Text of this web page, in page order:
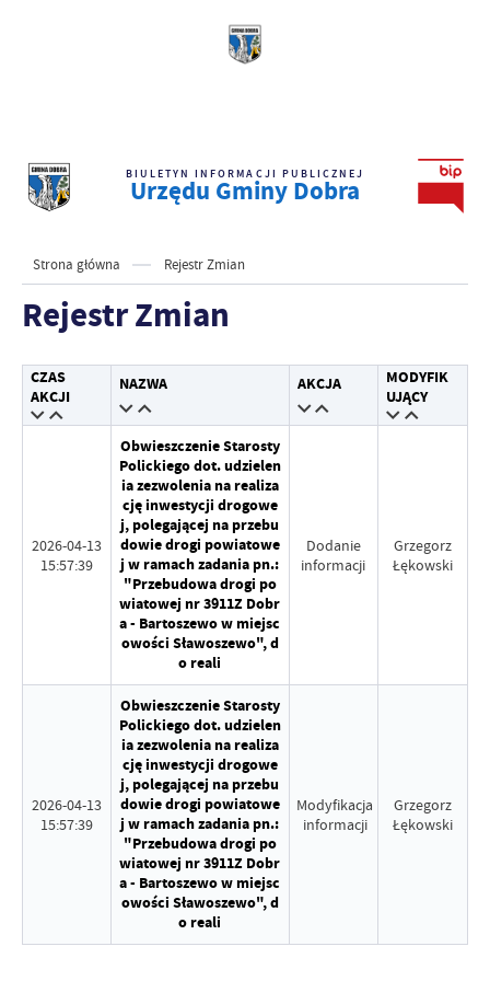
BIULETYN INFORMACJI PUBLICZNEJ
Urzędu Gminy Dobra
Strona główna Rejestr Zmian
Rejestr Zmian
CZAS
AKCJI
NAZWA AKCJA
MODYFIK
UJĄCY
2026-04-13
15:57:39
Obwieszczenie Starosty
Polickiego dot. udzielen
ia zezwolenia na realiza
cję inwestycji drogowe
j, polegającej na przebu
dowie drogi powiatowe
j w ramach zadania pn.:
"Przebudowa drogi po
wiatowej nr 3911Z Dobr
a - Bartoszewo w miejsc
owości Sławoszewo", d
o reali
Dodanie
informacji
Grzegorz
Łękowski
2026-04-13
15:57:39
Obwieszczenie Starosty
Polickiego dot. udzielen
ia zezwolenia na realiza
cję inwestycji drogowe
j, polegającej na przebu
dowie drogi powiatowe
j w ramach zadania pn.:
"Przebudowa drogi po
wiatowej nr 3911Z Dobr
a - Bartoszewo w miejsc
owości Sławoszewo", d
o reali
Modyfikacja
informacji
Grzegorz
Łękowski